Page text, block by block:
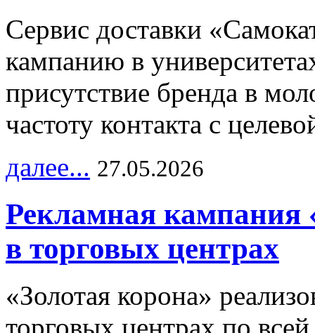
Сервис доставки
кампанию в
присутствие бренда в
частоту контакта с
далее... 27.05.2026
Рекламная кампания
в торговых центрах
«Золотая корона»